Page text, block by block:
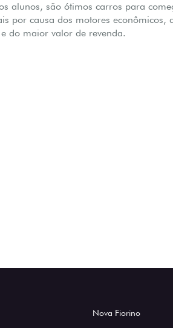
alunos, são ótimos carros para
por causa dos motores econômicos,
do maior valor de revenda.
Nova Fiorino